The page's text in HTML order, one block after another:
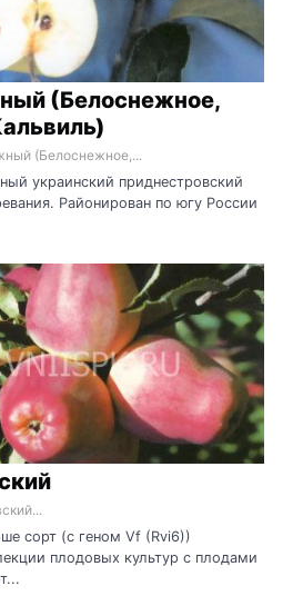
(Белоснежное,
(Белоснежное,...
украинский приднестровский
Районирован по югу России
сорт (с геном Vf (Rvi6))
плодовых культур с плодами